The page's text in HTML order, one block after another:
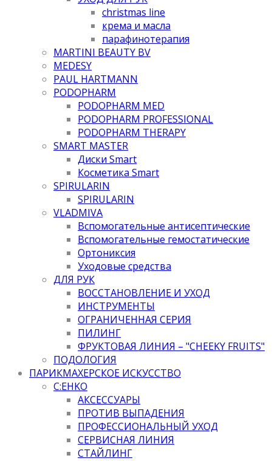
christmas line
крема и масла
парафинотерапия
MARTINI BEAUTY BV
MEDESY
PAUL HARTMANN
PODOPHARM
PODOPHARM MED
PODOPHARM PROFESSIONAL
PODOPHARM THERAPY
SMART MASTER
Диски Smart
Косметика Smart
SPIRULARIN
SPIRULARIN
VLADMIVA
Вспомогательные антисептические
Вспомогательные гемостатические
Ортониксия
Уходовые средства
ДЛЯ РУК
ВОССТАНОВЛЕНИЕ И УХОД
ИНСТРУМЕНТЫ
ОГРАНИЧЕННАЯ СЕРИЯ
ПИЛИНГ
ФРУКТОВАЯ ЛИНИЯ – "CHEEKY FRUITS"
ПОДОЛОГИЯ
ПАРИКМАХЕРСКОЕ ИСКУССТВО
C:EHKO
АКСЕССУАРЫ
ПРОТИВ ВЫПАДЕНИЯ
ПРОФЕССИОНАЛЬНЫЙ УХОД
СЕРВИСНАЯ ЛИНИЯ
СТАЙЛИНГ